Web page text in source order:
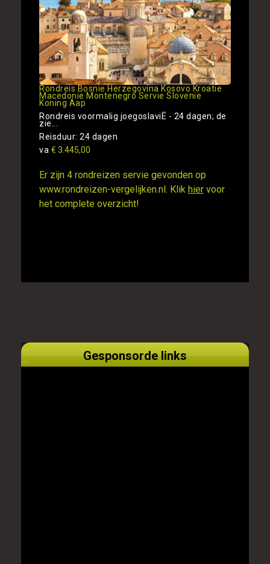
Rondreis Bosnie Herzegovina Kosovo Kroatie
Macedonie Montenegro Servie Slovenie
Koning Aap
Rondreis voormalig joegoslaviË - 24 dagen; de
zie...
Reisduur: 24 dagen
va € 3.445,00
Er zijn 4 rondreizen servie gevonden op
www.rondreizen-vergelijken.nl. Klik hier voor
het complete overzicht!
Gesponsorde links